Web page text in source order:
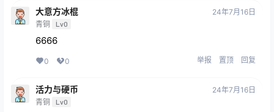
大意方冰棍
青铜 Lv0
24年7月16日
6666
0 0 举报 置顶 回复
活力与硬币
青铜 Lv0
24年7月16日